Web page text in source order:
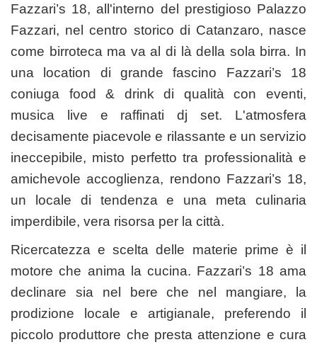
Fazzari’s 18, all'interno del prestigioso Palazzo
Fazzari, nel centro storico di Catanzaro, nasce
come birroteca ma va al di là della sola birra. In
una location di grande fascino Fazzari’s 18
coniuga food & drink di qualità con eventi,
musica live e raffinati dj set. L'atmosfera
decisamente piacevole e rilassante e un servizio
ineccepibile, misto perfetto tra professionalità e
amichevole accoglienza, rendono Fazzari’s 18,
un locale di tendenza e una meta culinaria
imperdibile, vera risorsa per la città.
Ricercatezza e scelta delle materie prime è il
motore che anima la cucina. Fazzari’s 18 ama
declinare sia nel bere che nel mangiare, la
prodizione locale e artigianale, preferendo il
piccolo produttore che presta attenzione e cura